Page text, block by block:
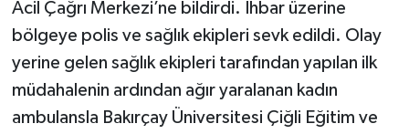
Acil Çağrı Merkezi’ne bildirdi. İhbar üzerine
bölgeye polis ve sağlık ekipleri sevk edildi. Olay
yerine gelen sağlık ekipleri tarafından yapılan ilk
müdahalenin ardından ağır yaralanan kadın
ambulansla Bakırçay Üniversitesi Çiğli Eğitim ve